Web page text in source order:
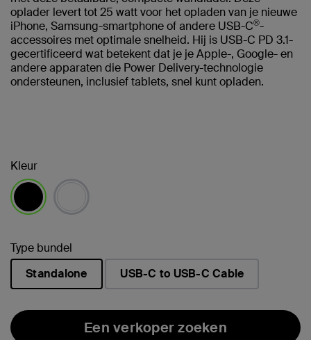
oplader levert tot 25 watt voor het opladen van je nieuwe
iPhone, Samsung-smartphone of andere USB-C®-
accessoires met optimale snelheid. Hij is USB-C PD 3.1-
gecertificeerd wat betekent dat je je Apple-, Google- en
andere apparaten die Power Delivery-technologie
ondersteunen, inclusief tablets, snel kunt opladen.
Kleur
Type bundel
Standalone
USB-C to USB-C Cable
Een verkoper zoeken